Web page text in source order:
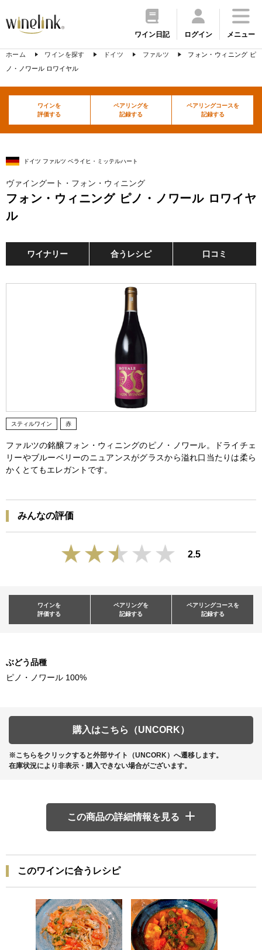
ワイン日記 ログイン メニュー
ホーム ワインを探す ドイツ ファルツ
フォン・ウィニング ピ
ノ・ノワール ロワイヤル
ワインを
評価する
ペアリングを
記録する
ペアリングコースを
記録する
ドイツ ファルツ ベライヒ・ミッテルハート
ヴァイングート・フォン・ウィニング
フォン・ウィニング ピノ・ノワール ロワイヤ
ル
ワイナリー 合うレシピ 口コミ
スティルワイン 赤
ファルツの銘醸フォン・ウィニングのピノ・ノワール。ドライチェ
リーやブルーベリーのニュアンスがグラスから溢れ口当たりは柔ら
かくとてもエレガントです。
みんなの評価
2.5
ワインを
評価する
ペアリングを
記録する
ペアリングコースを
記録する
ぶどう品種
ピノ・ノワール 100%
購入はこちら（UNCORK）
※こちらをクリックすると外部サイト（UNCORK）へ遷移します。
在庫状況により非表示・購入できない場合がございます。
この商品の詳細情報を見る
このワインに合うレシピ